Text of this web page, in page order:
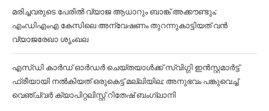
മരിച്ചവരുടെ പേരിൽ വ്യാജ ആധാറും ബാങ്ക് അക്കൗണ്ടും;
എംഡിഎംഎ കേസിലെ അന്വേഷണം തുറന്നുകാട്ടിയത് വൻ
വ്യാജരേഖാ ശൃംഖല
എസ്ഡി കാര്‍ഡ് ഓര്‍ഡര്‍ ചെയ്തയാള്‍ക്ക് സ്വിഗ്ഗി ഇൻസ്റ്റമാര്‍ട്ട്
ഫ്രീയായി നല്‍കിയത് ഒരുകെട്ട് മല്ലിയില; അനുഭവം പങ്കുവെച്ച്‌
വെഞ്ച്വര്‍ ക്യാപിറ്റലിസ്റ്റ് റിതേഷ് ബംഗ്ലാനി